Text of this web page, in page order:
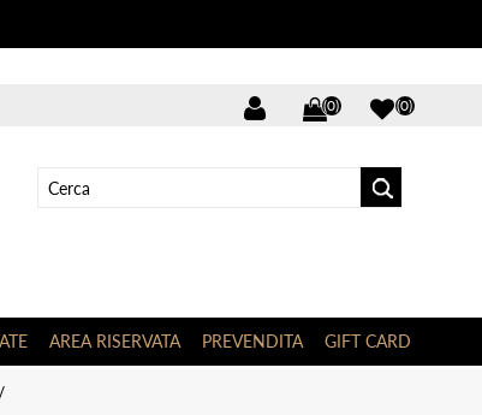
(0) (0)
AREA RISERVATA PREVENDITA GIFT CARD
/